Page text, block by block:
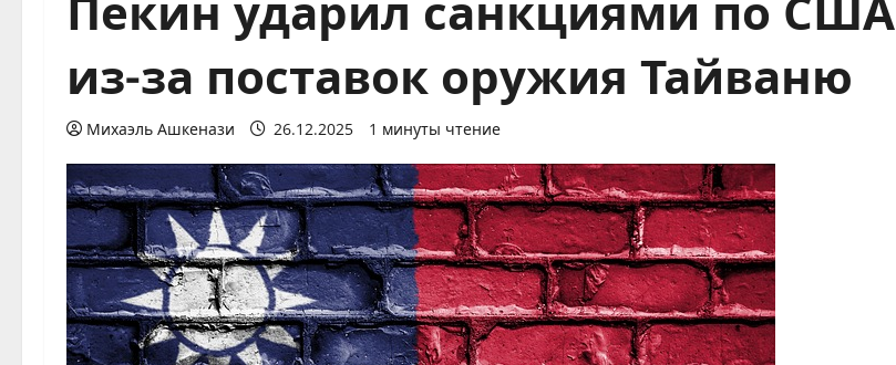
из-за поставок оружия Тайваню
Михаэль Ашкенази 26.12.2025 1 минуты чтение